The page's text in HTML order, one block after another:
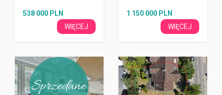
538 000 PLN
WIĘCEJ
1 150 000 PLN
WIĘCEJ